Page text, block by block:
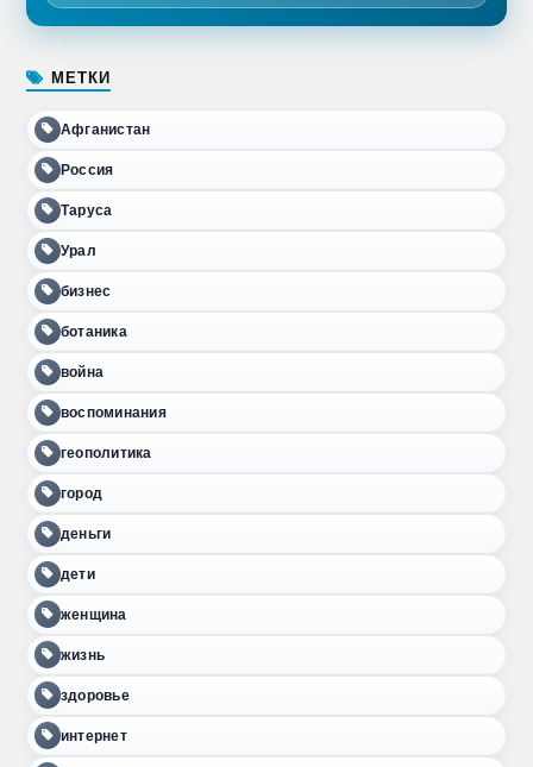
МЕТКИ
Афганистан
Россия
Таруса
Урал
бизнес
ботаника
война
воспоминания
геополитика
город
деньги
дети
женщина
жизнь
здоровье
интернет